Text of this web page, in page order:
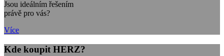
Jsou ideálním řešením
právě pro vás?
Více
Kde koupit HERZ?